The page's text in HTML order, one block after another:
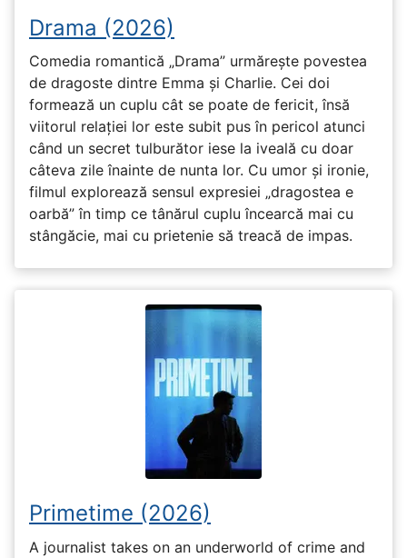
Drama (2026)
Comedia romantică „Drama” urmărește povestea
de dragoste dintre Emma și Charlie. Cei doi
formează un cuplu cât se poate de fericit, însă
viitorul relației lor este subit pus în pericol atunci
când un secret tulburător iese la iveală cu doar
câteva zile înainte de nunta lor. Cu umor și ironie,
filmul explorează sensul expresiei „dragostea e
oarbă” în timp ce tânărul cuplu încearcă mai cu
stângăcie, mai cu prietenie să treacă de impas.
Primetime (2026)
A journalist takes on an underworld of crime and